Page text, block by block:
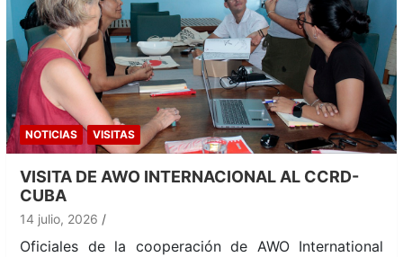
NOTICIAS VISITAS
VISITA DE AWO INTERNACIONAL AL CCRD-
CUBA
14 julio, 2026
Oficiales de la cooperación de AWO International